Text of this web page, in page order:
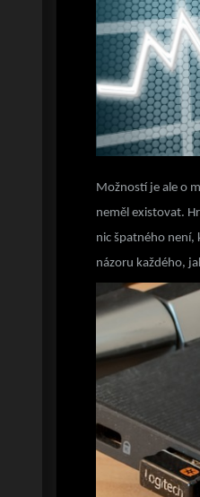
Možností je ale o
neměl existovat.
nic špatného není,
názoru každého,